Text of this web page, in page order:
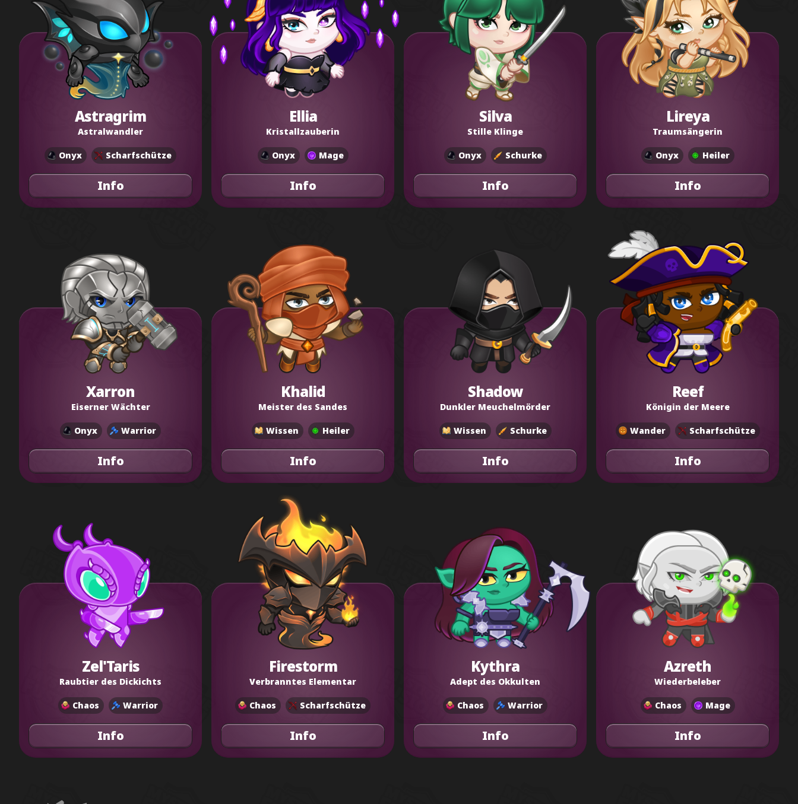
Astragrim
Astralwandler
Onyx Scharfschütze
Info
Ellia
Kristallzauberin
Onyx Mage
Info
Silva
Stille Klinge
Onyx Schurke
Info
Lireya
Traumsängerin
Onyx Heiler
Info
Xarron
Eiserner Wächter
Onyx Warrior
Info
Khalid
Meister des Sandes
Wissen Heiler
Info
Shadow
Dunkler Meuchelmörder
Wissen Schurke
Info
Reef
Königin der Meere
Wander Scharfschütze
Info
Zel'Taris
Raubtier des Dickichts
Chaos Warrior
Info
Firestorm
Verbranntes Elementar
Chaos Scharfschütze
Info
Kythra
Adept des Okkulten
Chaos Warrior
Info
Azreth
Wiederbeleber
Chaos Mage
Info